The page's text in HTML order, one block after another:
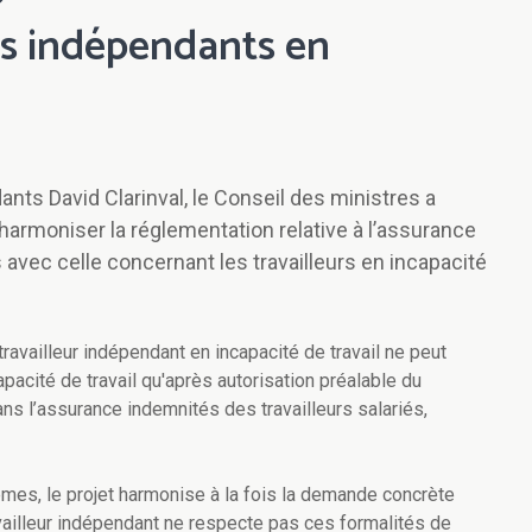
indépendants en
David Clarinval, le Conseil des ministres a
la réglementation relative à l’assurance
celle concernant les travailleurs en incapacité
indépendant en incapacité de travail ne peut
de travail qu'après autorisation préalable du
l’assurance indemnités des travailleurs salariés,
le projet harmonise à la fois la demande concrète
indépendant ne respecte pas ces formalités de